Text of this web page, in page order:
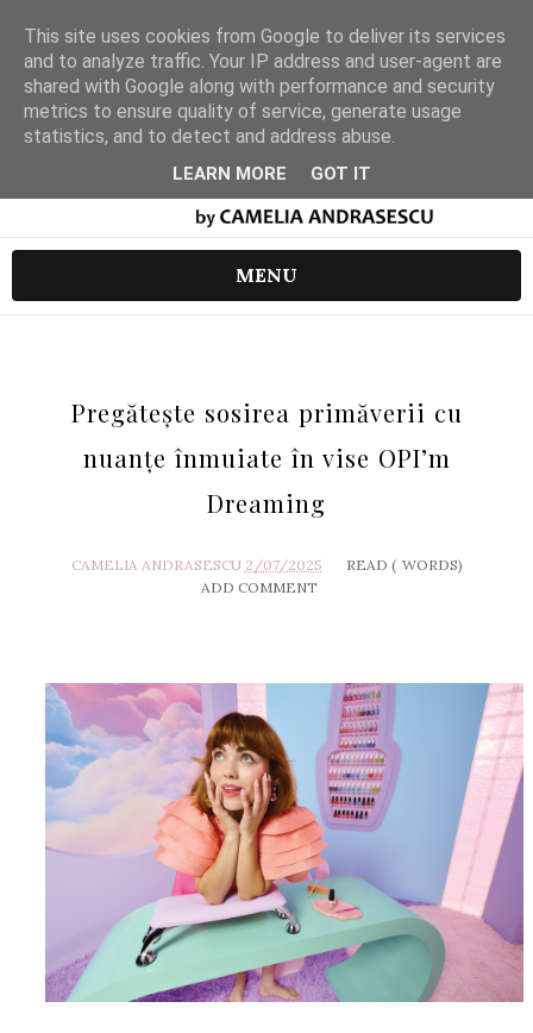
MENU
Pregătește sosirea primăverii cu
nuanțe înmuiate în vise OPI’m
Dreaming
CAMELIA ANDRASESCU 2/07/2025 READ ( WORDS)
ADD COMMENT
This site uses cookies from Google to deliver its services
and to analyze traffic. Your IP address and user-agent are
shared with Google along with performance and security
metrics to ensure quality of service, generate usage
statistics, and to detect and address abuse.
LEARN MORE GOT IT